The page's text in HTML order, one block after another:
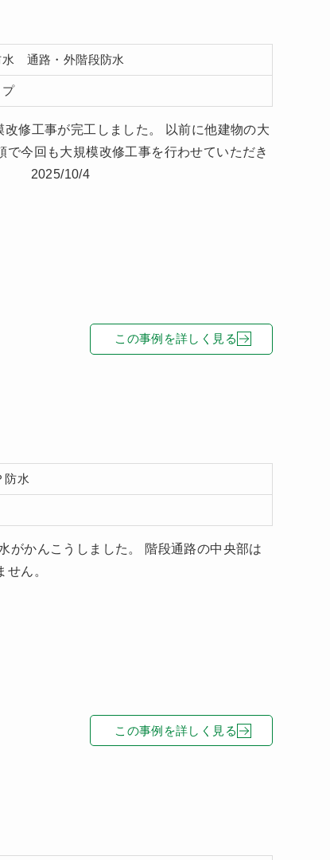
通路・外階段防水
修工事が完工しました。 以前に他建物の大
今回も大規模改修工事を行わせていただき
。 2025/10/4
この事例を詳しく見る
防水
がかんこうしました。 階段通路の中央部は
ません。
この事例を詳しく見る